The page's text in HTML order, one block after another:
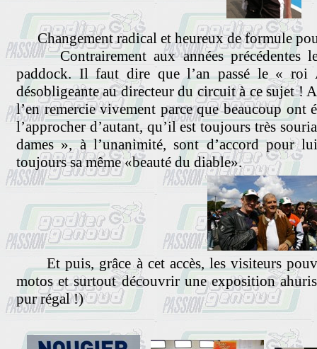
Changement radical et heureux de formule
Contrairement aux années précédentes
paddock. Il faut dire que l’an passé le «
désobligeante au directeur du circuit à ce sujet !
l’en remercie vivement parce que beaucoup ont
l’approcher d’autant, qu’il est toujours très
dames », à l’unanimité, sont d’accord pour
toujours sa même «beauté du diable».
Et puis, grâce à cet accès, les visiteurs
motos et surtout découvrir une exposition
pur régal !)